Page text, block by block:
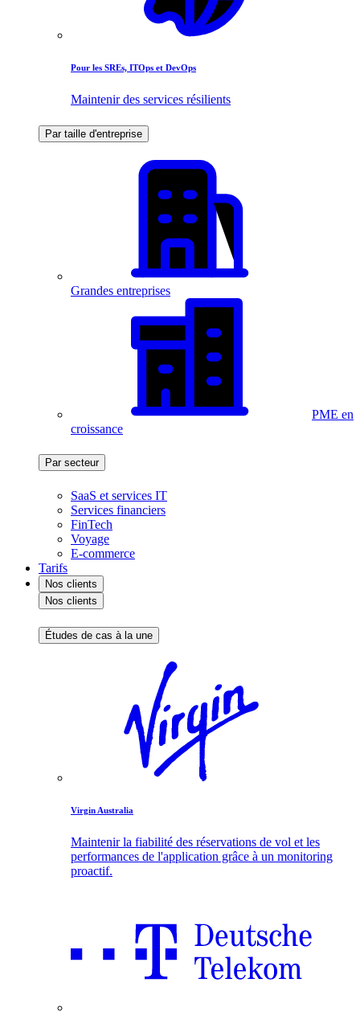
Pour les SREs, ITOps et DevOps
Maintenir des services résilients
Par taille d'entreprise
Grandes entreprises
PME en
croissance
Par secteur
SaaS et services IT
Services financiers
FinTech
Voyage
E-commerce
Tarifs
Nos clients
Nos clients
Études de cas à la une
Virgin Australia
Maintenir la fiabilité des réservations de vol et les
performances de l'application grâce à un monitoring
proactif.